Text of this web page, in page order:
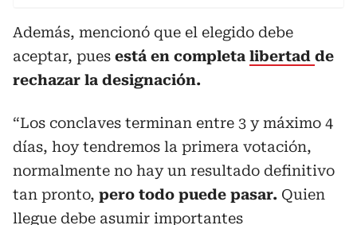
Además, mencionó que el elegido debe
aceptar, pues está en completa libertad de
rechazar la designación.
“Los conclaves terminan entre 3 y máximo 4
días, hoy tendremos la primera votación,
normalmente no hay un resultado definitivo
tan pronto, pero todo puede pasar. Quien
llegue debe asumir importantes